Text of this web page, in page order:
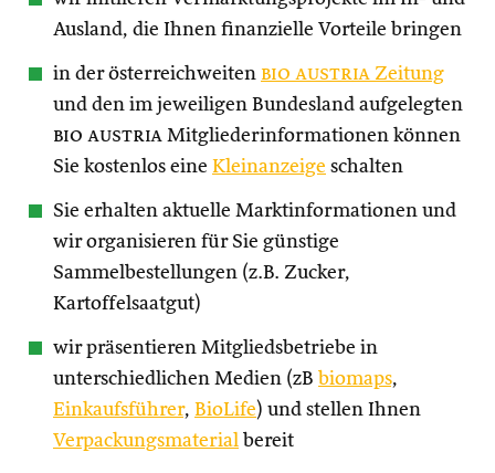
Ausland, die Ihnen finanzielle Vorteile bringen
in der österreichweiten bio austria Zeitung
und den im jeweiligen Bundesland aufgelegten
bio austria Mitgliederinformationen können
Sie kostenlos eine Kleinanzeige schalten
Sie erhalten aktuelle Marktinformationen und
wir organisieren für Sie günstige
Sammelbestellungen (z.B. Zucker,
Kartoffelsaatgut)
wir präsentieren Mitgliedsbetriebe in
unterschiedlichen Medien (zB biomaps,
Einkaufsführer, BioLife) und stellen Ihnen
Verpackungsmaterial bereit